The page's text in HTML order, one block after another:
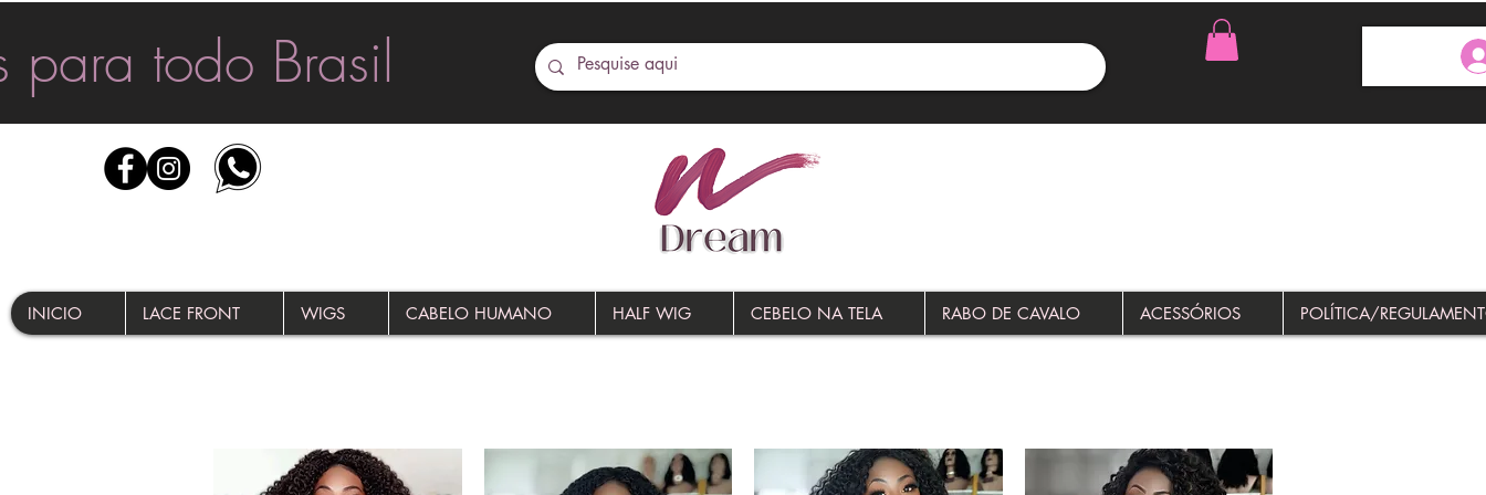
para todo Brasil
INICIO LACE FRONT WIGS CABELO HUMANO HALF WIG CEBELO NA TELA RABO DE CAVALO ACESSÓRIOS POLÍTICA/